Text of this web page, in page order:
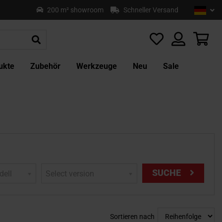
200 m² showroom Schneller Versand
Zubehör Werkzeuge Neu Sale
Select version SUCHE
Sortieren nach